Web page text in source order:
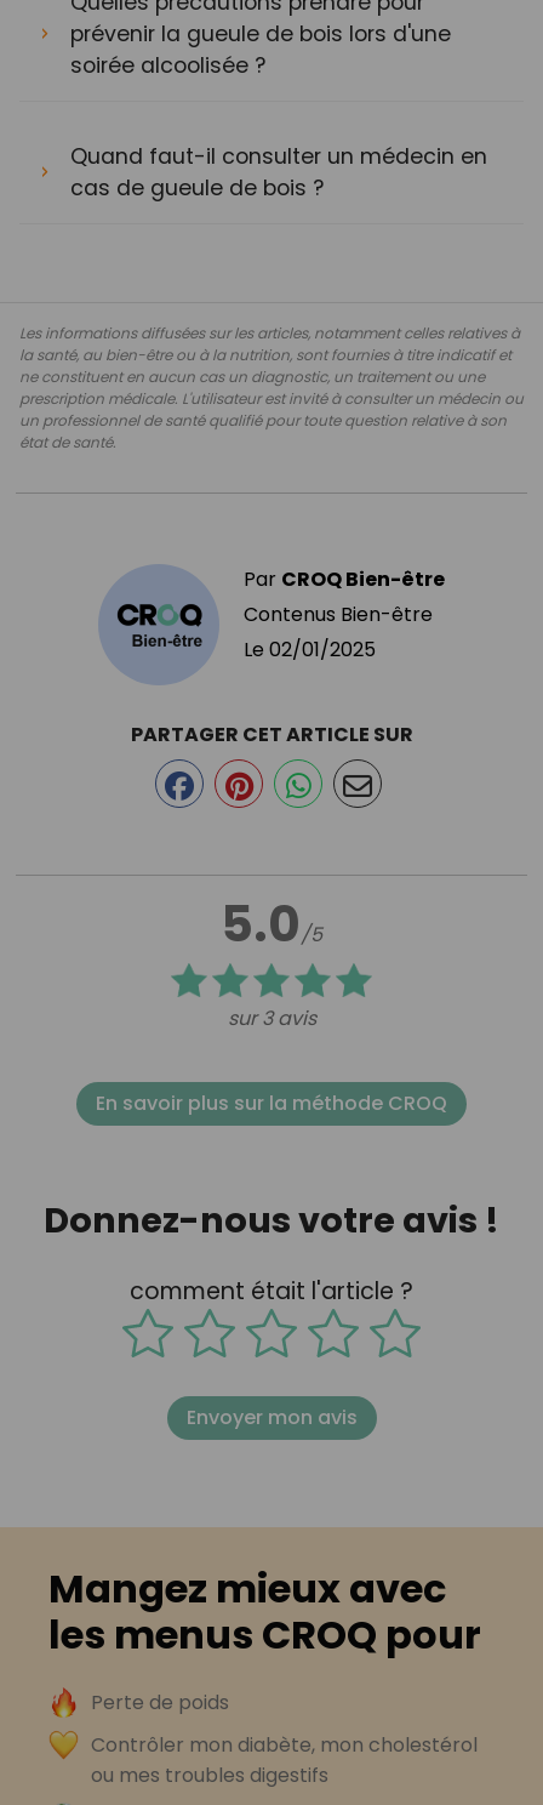
prévenir la gueule de bois lors d'une
soirée alcoolisée ?
Quand faut-il consulter un médecin en
cas de gueule de bois ?
Les informations diffusées sur les articles, notamment celles relatives à
la santé, au bien-être ou à la nutrition, sont fournies à titre indicatif et
ne constituent en aucun cas un diagnostic, un traitement ou une
prescription médicale. L'utilisateur est invité à consulter un médecin ou
un professionnel de santé qualifié pour toute question relative à son
état de santé.
Par CROQ Bien-être
Contenus Bien-être
Le 02/01/2025
5.0/5
sur 3 avis
PARTAGER CET ARTICLE SUR
En savoir plus sur la méthode CROQ
Donnez-nous votre avis !
comment était l'article ?
Envoyer mon avis
Mangez mieux avec
les menus CROQ pour
Perte de poids
Contrôler mon diabète, mon cholestérol
ou mes troubles digestifs